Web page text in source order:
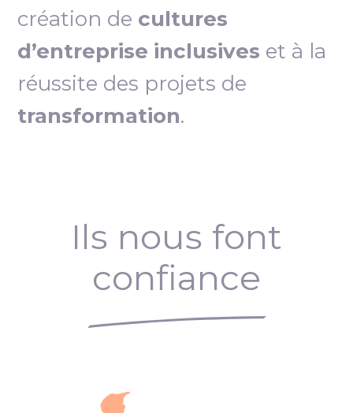
création de cultures
d’entreprise inclusives et à la
réussite des projets de
transformation.
Ils nous font
confiance